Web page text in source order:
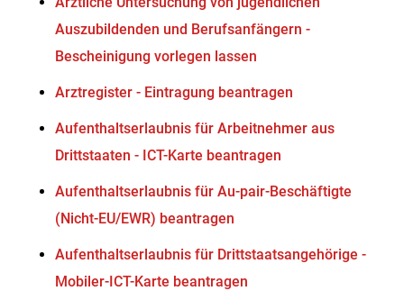
Auszubildenden und Berufsanfängern -
Bescheinigung vorlegen lassen
Arztregister - Eintragung beantragen
Aufenthaltserlaubnis für Arbeitnehmer aus
Drittstaaten - ICT-Karte beantragen
Aufenthaltserlaubnis für Au-pair-Beschäftigte
(Nicht-EU/EWR) beantragen
Aufenthaltserlaubnis für Drittstaatsangehörige -
Mobiler-ICT-Karte beantragen